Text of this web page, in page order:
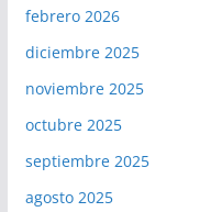
febrero 2026
diciembre 2025
noviembre 2025
octubre 2025
septiembre 2025
agosto 2025